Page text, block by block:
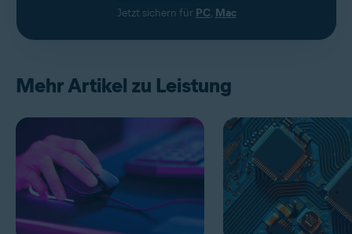
Jetzt sichern für PC, Mac
Mehr Artikel zu Leistung